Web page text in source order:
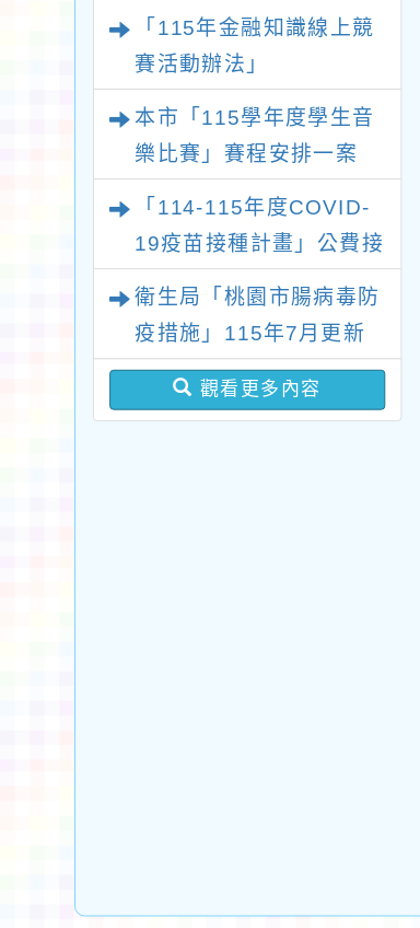
「115年金融知識線上競
賽活動辦法」
本市「115學年度學生音
樂比賽」賽程安排一案
「114-115年度COVID-
19疫苗接種計畫」公費接
種對象擴大
衛生局「桃園市腸病毒防
疫措施」115年7月更新
版問答集及修正對照表各
1份
觀看更多內容